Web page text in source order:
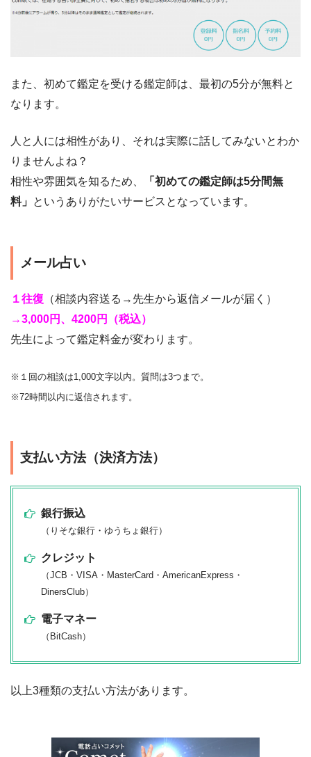
また、初めて鑑定を受ける鑑定師は、最初の5分が無料と
なります。
人と人には相性があり、それは実際に話してみないとわか
りませんよね？
相性や雰囲気を知るため、
「初めての鑑定師は5分間無
料」 というありがたいサービスとなっています。
メール占い
１往復 （相談内容送る→先生から返信メールが届く）
→3,000円、4200円（税込）
先生によって鑑定料金が変わります。
※１回の相談は1,000文字以内。質問は3つまで。
※72時間以内に返信されます。
支払い方法（決済方法）
銀行振込
（りそな銀行・ゆうちょ銀行）
クレジット
（JCB・VISA・MasterCard・AmericanExpress・
DinersClub）
電子マネー
（BitCash）
以上3種類の支払い方法があります。